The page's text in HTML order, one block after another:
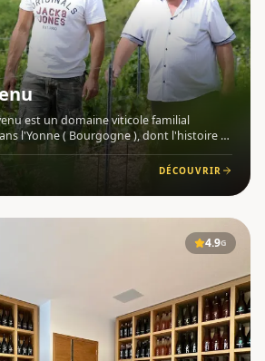
est un domaine viticole familial
l'Yonne ( Bourgogne ), dont l'histoire se
depuis plus de 400 ans. Aujourd'hui
le domaine perpétue un sa
DÉCOUVRIR
4.9G